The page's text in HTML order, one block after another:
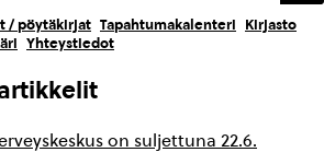
/ pöytäkirjat Tapahtumakalenteri
Kirjasto
Yhteystiedot
on suljettuna 22.6.